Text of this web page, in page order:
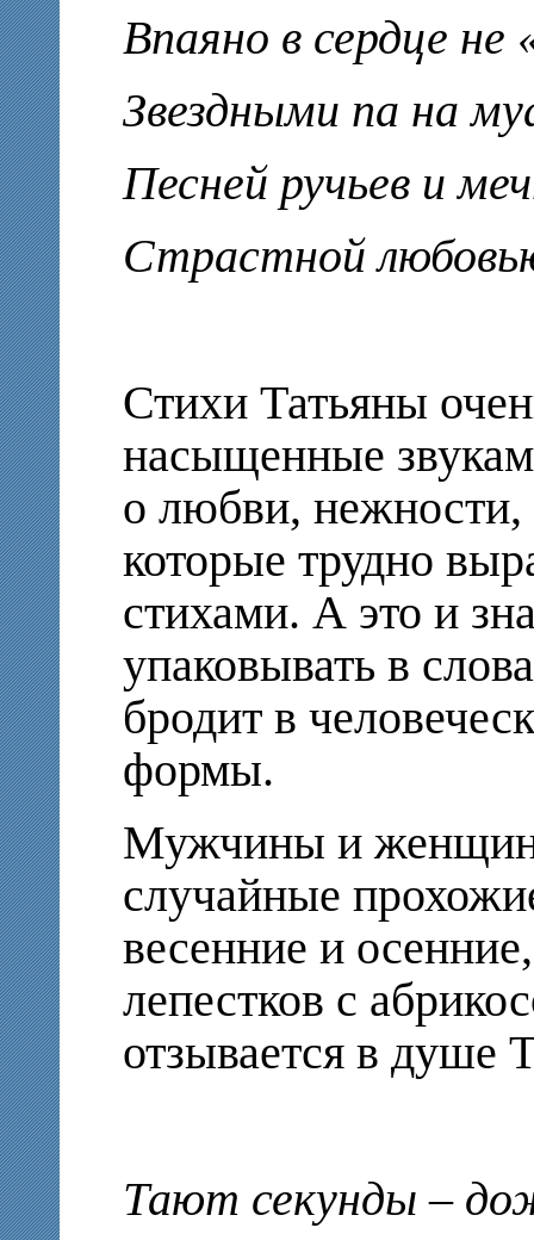
Впаяно в сердце
Звездными па на
Песней ручьев и
Страстной
Стихи Татьяны
насыщенные
о любви, нежности,
которые трудно
стихами. А это и
упаковывать в
бродит в
формы.
Мужчины и
случайные
весенние и
лепестков с
отзывается в душе
Тают секунды –